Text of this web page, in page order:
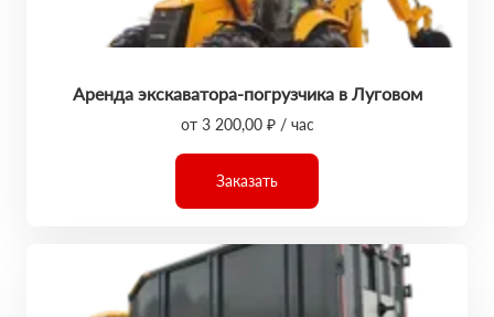
Аренда экскаватора-погрузчика в Луговом
от 3 200,00 ₽ / час
Заказать